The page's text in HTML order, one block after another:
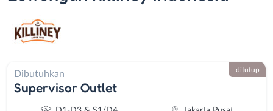
Dibutuhkan
Supervisor Outlet
ditutup